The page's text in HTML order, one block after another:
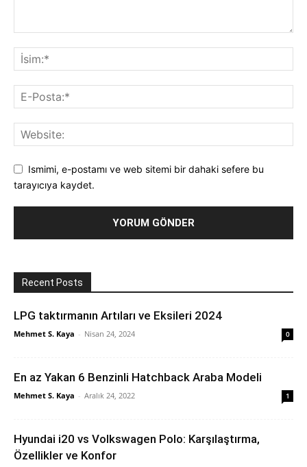
Ismimi, e-postamı ve web sitemi bir dahaki sefere bu
tarayıcıya kaydet.
Recent Posts
LPG taktırmanın Artıları ve Eksileri 2024
Mehmet S. Kaya - Nisan 24, 2024 0
En az Yakan 6 Benzinli Hatchback Araba Modeli
Mehmet S. Kaya - Aralık 24, 2022 1
Hyundai i20 vs Volkswagen Polo: Karşılaştırma,
Özellikler ve Konfor